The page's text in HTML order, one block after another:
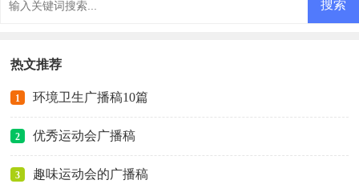
热文推荐
1 环境卫生广播稿10篇
2 优秀运动会广播稿
3 趣味运动会的广播稿